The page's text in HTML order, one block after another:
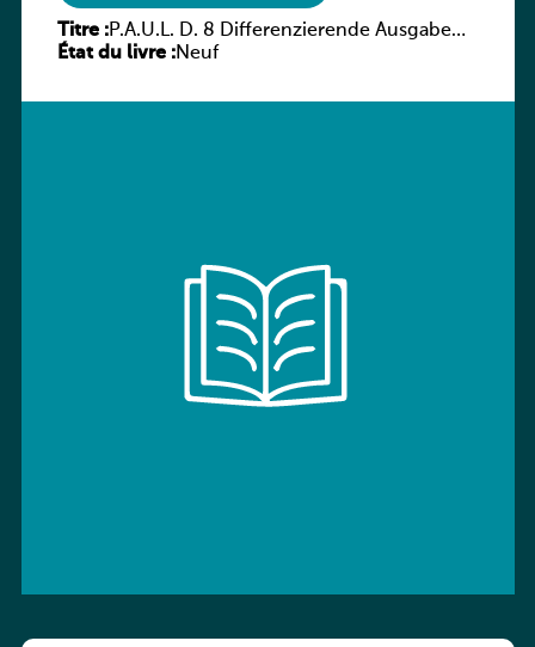
Titre :P.A.U.L. D. 8 Differenzierende Ausgabe
Luxemburg – Arbeitsheft
État du livre :Neuf